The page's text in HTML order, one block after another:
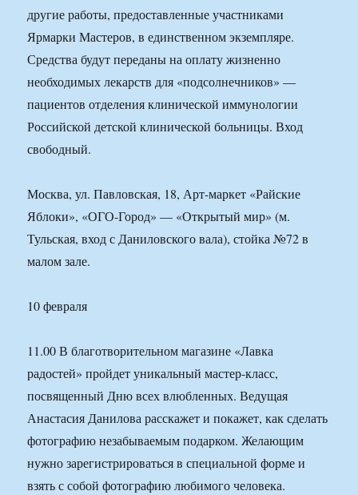
другие работы, предоставленные участниками
Ярмарки Мастеров, в единственном экземпляре.
Средства будут переданы на оплату жизненно
необходимых лекарств для «подсолнечников» —
пациентов отделения клинической иммунологии
Российской детской клинической больницы. Вход
свободный.
Москва, ул. Павловская, 18, Арт-маркет «Райские
Яблоки», «ОГО-Город» — «Открытый мир» (м.
Тульская, вход с Даниловского вала), стойка №72 в
малом зале.
10 февраля
11.00 В благотворительном магазине «Лавка
радостей» пройдет уникальный мастер-класс,
посвященный Дню всех влюбленных. Ведущая
Анастасия Данилова расскажет и покажет, как сделать
фотографию незабываемым подарком. Желающим
нужно зарегистрироваться в специальной форме и
взять с собой фотографию любимого человека.